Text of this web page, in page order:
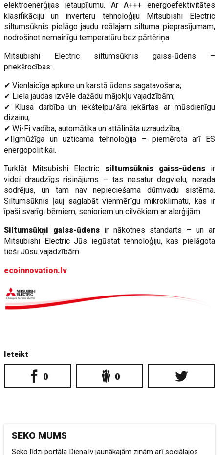
elektroenerģijas ietaupījumu. Ar A+++ energoefektivitātes
klasifikāciju un inverteru tehnoloģiju Mitsubishi Electric
siltumsūknis pielāgo jaudu reālajam siltuma pieprasījumam,
nodrošinot nemainīgu temperatūru bez pārtēriņa.
Mitsubishi Electric siltumsūknis gaiss-ūdens –
priekšrocības:
✔ Vienlaicīga apkure un karstā ūdens sagatavošana;
✔ Liela jaudas izvēle dažādu mājokļu vajadzībām;
✔ Klusa darbība un iekštelpu/āra iekārtas ar mūsdienīgu
dizainu;
✔ Wi-Fi vadība, automātika un attālināta uzraudzība;
✔Ilgmūžīga un uzticama tehnoloģija – piemērota arī ES
energopolitikai.
Turklāt Mitsubishi Electric siltumsūknis gaiss-ūdensir
videi draudzīgs risinājums – tas nesatur degvielu, nerada
sodrējus, un tam nav nepieciešama dūmvadu sistēma.
Siltumsūknis ļauj saglabāt vienmērīgu mikroklimatu, kas ir
īpaši svarīgi bērniem, senioriem un cilvēkiem ar alerģijām.
Siltumsūkņi gaiss-ūdensir nākotnes standarts – un ar
Mitsubishi Electric Jūs iegūstat tehnoloģiju, kas pielāgota
tieši Jūsu vajadzībām.
ecoinnovation.lv
Ieteikt
0 0
SEKO MUMS
Seko līdzi portāla Diena.lv jaunākajām ziņām arī sociālajos